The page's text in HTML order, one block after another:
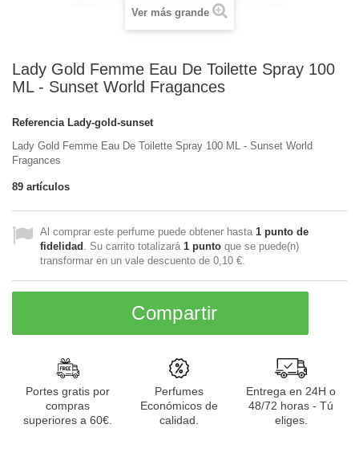
Ver más grande
Lady Gold Femme Eau De Toilette Spray 100
ML - Sunset World Fragances
Referencia Lady-gold-sunset
Lady Gold Femme Eau De Toilette Spray 100 ML - Sunset World
Fragances
89 artículos
Al comprar este perfume puede obtener hasta 1 punto de
fidelidad . Su carrito totalizará 1 punto que se puede(n)
transformar en un vale descuento de 0,10 €
Compartir
Portes gratis por
compras
superiores a 60€.
Perfumes
Económicos de
calidad.
Entrega en 24H o
48/72 horas - Tú
eliges.